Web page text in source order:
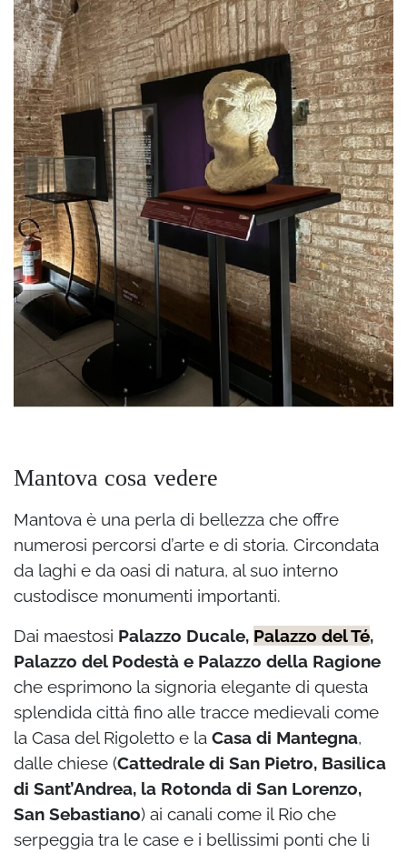
Mantova cosa vedere
Mantova è una perla di bellezza che offre
numerosi percorsi d’arte e di storia. Circondata
da laghi e da oasi di natura, al suo interno
custodisce monumenti importanti.
Dai maestosi Palazzo Ducale, Palazzo del Té,
Palazzo del Podestà e Palazzo della Ragione
che esprimono la signoria elegante di questa
splendida città fino alle tracce medievali come
la Casa del Rigoletto e la Casa di Mantegna,
dalle chiese (Cattedrale di San Pietro, Basilica
di Sant’Andrea, la Rotonda di San Lorenzo,
San Sebastiano) ai canali come il Rio che
serpeggia tra le case e i bellissimi ponti che li